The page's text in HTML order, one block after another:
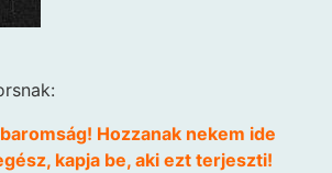
Hozzanak nekem ide
kapja be, aki ezt terjeszti!